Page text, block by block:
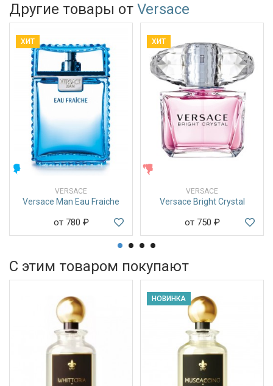
Другие товары от Versace
ХИТ
МУЖСКИЕ
VERSACE
Versace Man Eau Fraiche
от 780 ₽
ХИТ
VERSACE
Versace Bright Crystal
от 750 ₽
С этим товаром покупают
НОВИНКА